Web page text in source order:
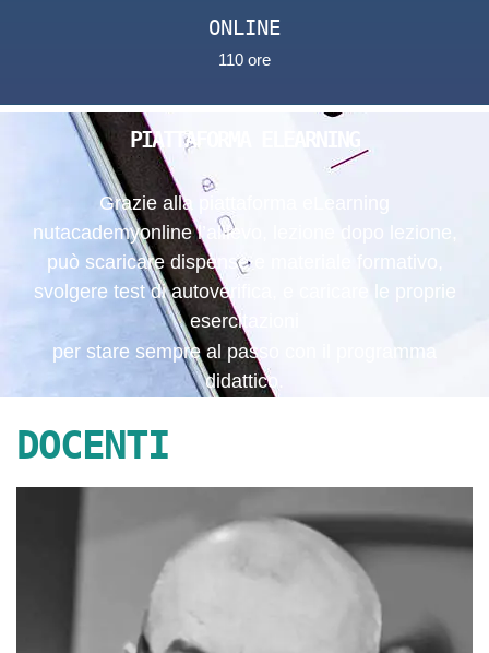
ONLINE
110 ore
PIATTAFORMA ELEARNING
Grazie alla piattaforma eLearning
nutacademyonline l’allievo, lezione dopo lezione,
può scaricare dispense e materiale formativo,
svolgere test di autoverifica, e caricare le proprie
esercitazioni
per stare sempre al passo con il programma
didattico.
DOCENTI